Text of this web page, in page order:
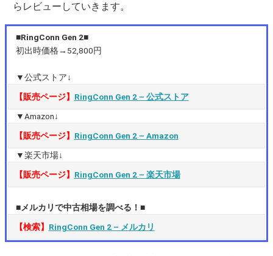
らレビューしていきます。
■RingConn Gen 2■
初出時価格→52,800円
▼公式ストア↓
【販売ページ】 RingConn Gen 2 – 公式ストア
▼Amazon↓
【販売ページ】 RingConn Gen 2 – Amazon
▼楽天市場↓
【販売ページ】 RingConn Gen 2 – 楽天市場
■メルカリで中古相場を調べる！■
【検索】 RingConn Gen 2 – メルカリ